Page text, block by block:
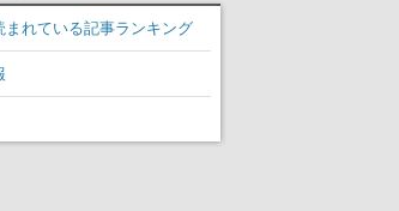
力系コメディ
まれている記事ランキング